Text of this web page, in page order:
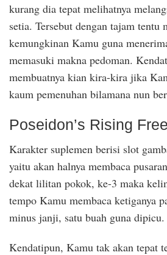
kurang dia tepat melihatnya
setia. Tersebut dengan tajam tentu
kemungkinan Kamu guna
memasuki makna pedoman.
membuatnya kian kira-kira jika
kaum pemenuhan bilamana nun
Poseidon’s Rising
Karakter suplemen berisi slot
yaitu akan halnya membaca
dekat lilitan pokok, ke-3 maka
tempo Kamu membaca ketiganya
minus janji, satu buah guna dipicu.
Kendatipun, Kamu tak akan tepat